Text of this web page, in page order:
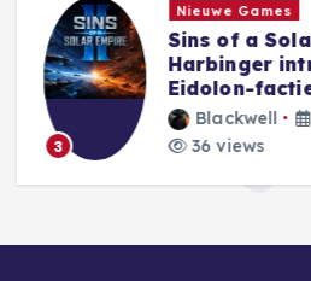
3
Nieuwe Games
Sins of a
Harbinger
Eidolon-factie
Blackwell
36 views